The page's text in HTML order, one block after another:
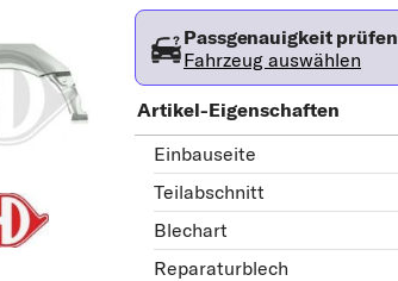
Passgenauigkeit prüfen
Fahrzeug auswählen
Artikel-Eigenschaften
Einbauseite
Teilabschnitt
Blechart
Reparaturblech